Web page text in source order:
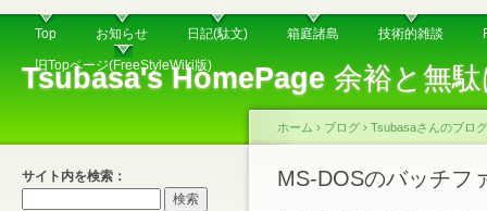
Tsubasa's HomePage余裕と無駄
Top お知らせ 日記(駄文) 箱庭諸島 技術的雑談
旧Topページ(FreeStyleWiki版)
サイト内を検索：
ホーム › ブログ › Tsubasaさんのブログ
MS-DOSのバッチフ